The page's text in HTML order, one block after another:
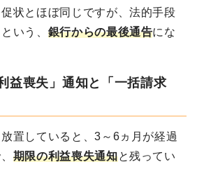
状とほぼ同じですが、法的手段
いう、 銀行からの最後通告にな
益喪失」通知と「一括請求
置していると、3～6ヵ月が経過
期限の利益喪失通知と残ってい